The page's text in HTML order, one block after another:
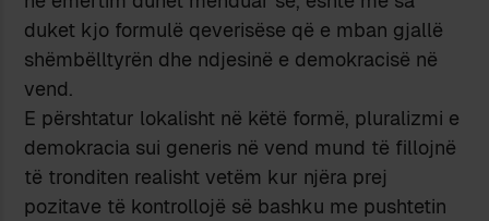
duket kjo formulë qeverisëse që e mban gjallë
shëmbëlltyrën dhe ndjesinë e demokracisë në
vend.
E përshtatur lokalisht në këtë formë, pluralizmi e
demokracia sui generis në vend mund të fillojnë
të tronditen realisht vetëm kur njëra prej
pozitave të kontrollojë së bashku me pushtetin